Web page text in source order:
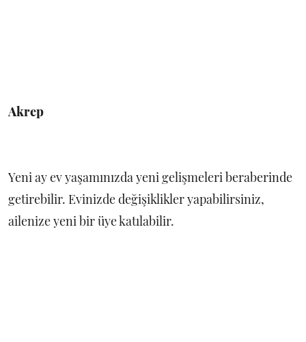
Akrep
Yeni ay ev yaşamınızda yeni gelişmeleri beraberinde
getirebilir. Evinizde değişiklikler yapabilirsiniz,
ailenize yeni bir üye katılabilir.